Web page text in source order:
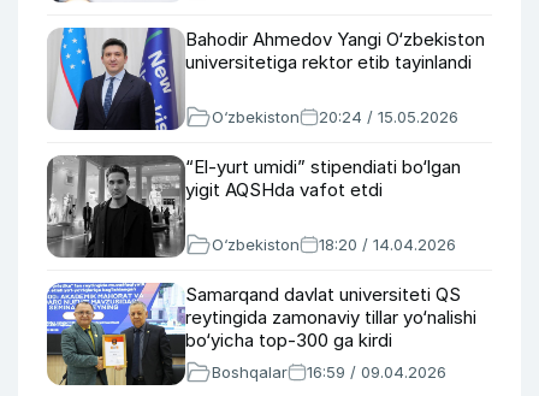
Bahodir Ahmedov Yangi O‘zbekiston
universitetiga rektor etib tayinlandi
O‘zbekiston 20:24 / 15.05.2026
“El-yurt umidi” stipendiati bo‘lgan
yigit AQSHda vafot etdi
O‘zbekiston 18:20 / 14.04.2026
Samarqand davlat universiteti QS
reytingida zamonaviy tillar yo‘nalishi
bo‘yicha top-300 ga kirdi
Boshqalar 16:59 / 09.04.2026